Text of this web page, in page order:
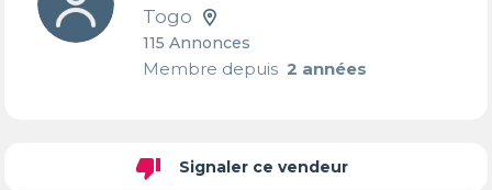
Togo
115 Annonces
Membre depuis2 années
thumb_down Signaler ce vendeur